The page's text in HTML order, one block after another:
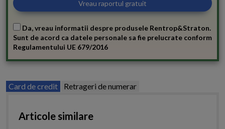
Da, vreau informatii despre produsele Rentrop&Straton.
Sunt de acord ca datele personale sa fie prelucrate conform
Regulamentului UE 679/2016
Card de credit Retrageri de numerar
Articole similare